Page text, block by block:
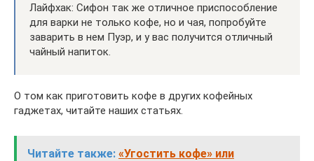
Лайфхак: Сифон так же отличное приспособление
для варки не только кофе, но и чая, попробуйте
заварить в нем Пуэр, и у вас получится отличный
чайный напиток.
О том как приготовить кофе в других кофейных
гаджетах, читайте наших статьях.
Читайте также: «Угостить кофе» или